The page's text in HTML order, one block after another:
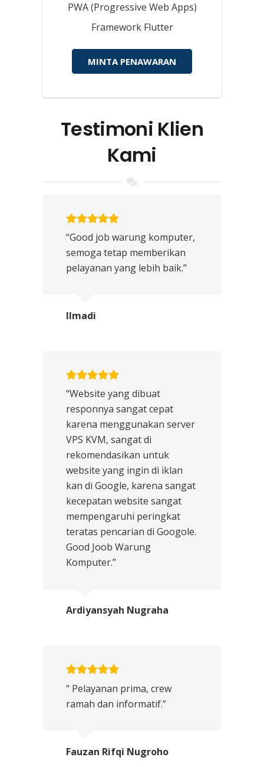
PWA (Progressive Web Apps)
Framework Flutter
MINTA PENAWARAN
Testimoni Klien
Kami
“Good job warung komputer,
semoga tetap memberikan
pelayanan yang lebih baik.”
Ilmadi
“Website yang dibuat
responnya sangat cepat
karena menggunakan server
VPS KVM, sangat di
rekomendasikan untuk
website yang ingin di iklan
kan di Google, karena sangat
kecepatan website sangat
mempengaruhi peringkat
teratas pencarian di Googole.
Good Joob Warung
Komputer.”
Ardiyansyah Nugraha
” Pelayanan prima, crew
ramah dan informatif.”
Fauzan Rifqi Nugroho